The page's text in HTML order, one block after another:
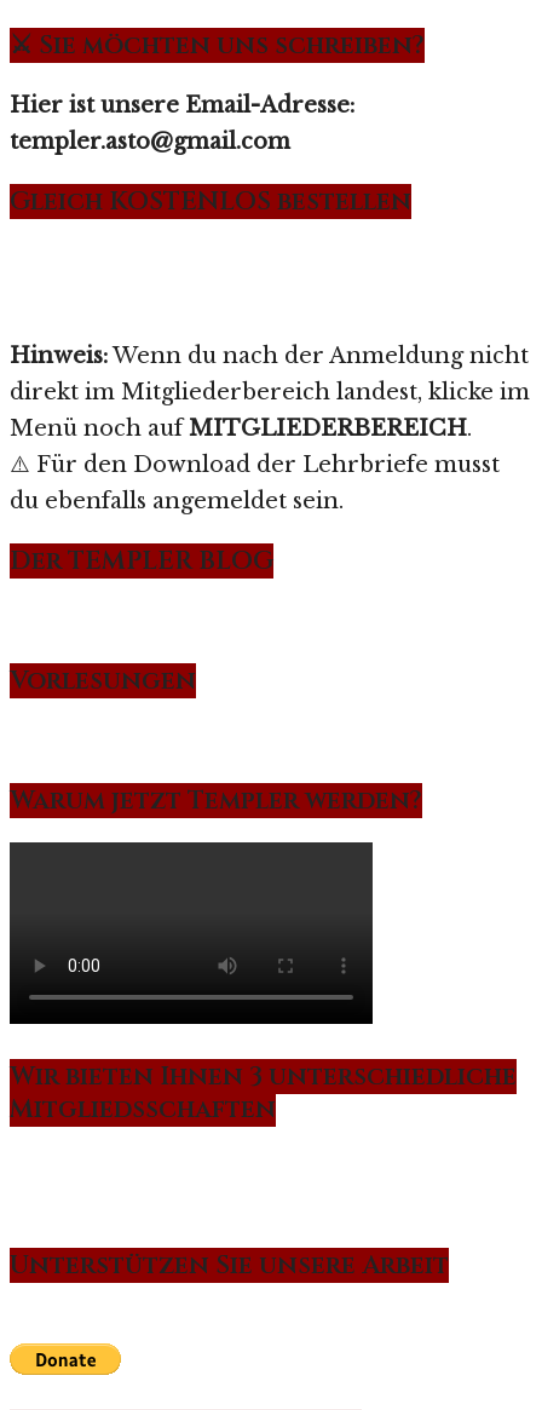
⚔️ Sie möchten uns schreiben?
Hier ist unsere Email-Adresse:
templer.asto@gmail.com
Gleich KOSTENLOS bestellen
Hinweis:Wenn du nach der Anmeldung nicht
direkt im Mitgliederbereich landest, klicke im
Menü noch aufMITGLIEDERBEREICH.
⚠️ Für den Download der Lehrbriefe musst
du ebenfalls angemeldet sein.
Der TEMPLER BLOG
Vorlesungen
Warum jetzt Templer werden?
Wir bieten Ihnen 3 unterschiedliche
Mitgliedsschaften
Unterstützen Sie unsere Arbeit